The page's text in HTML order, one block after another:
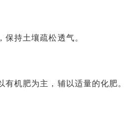
持土壤疏松透气。
机肥为主，辅以适量的化肥。